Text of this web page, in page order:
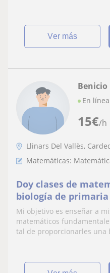
ver más
15€/h
Benicio
En línea
Llinars Del Vallès,
Matemáticas:
Doy clases de
biología de primaria
bachillerato
Mi objetivo es enseñar a
matemáticos
tal de proporcionarles una